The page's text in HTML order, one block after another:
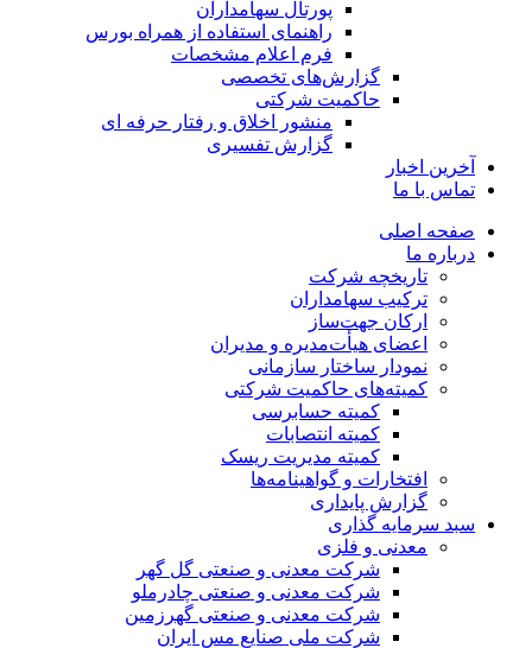
پورتال سهامداران
راهنمای استفاده از همراه بورس
فرم اعلام مشخصات
گزارش‌های تخصصی
حاکمیت شرکتی
منشور اخلاق و رفتار حرفه­ ای
گزارش تفسیری
آخرین اخبار
تماس با ما
صفحه اصلی
درباره ما
تاریخچه شرکت
ترکیب سهامداران
ارکان جهت‌ساز
اعضای هیأت‌مدیره و مدیران
نمودار ساختار سازمانی
کمیته‌های حاکمیت شرکتی
کمیته حسابرسی
کمیته انتصابات
کمیته مدیریت ریسک
افتخارات و گواهینامه‌ها
گزارش پایداری
سبد سرمایه گذاری
معدنی و فلزی
شرکت معدنی و صنعتی گل گهر
شرکت معدنی و صنعتی چادرملو
شرکت معدنی و صنعتی گهرزمین
شرکت ملی صنایع مس ایران